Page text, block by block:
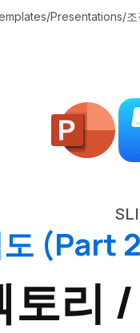
/Presentations/
도 (Part
토리